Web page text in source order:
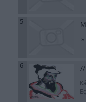
5
»
6 //